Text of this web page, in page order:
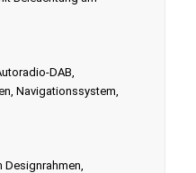
DAB,
Navigationssystem,
Designrahmen,